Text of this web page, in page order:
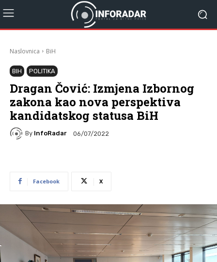
Naslovnica BiH
BIH POLITIKA
Dragan Čović: Izmjena Izbornog
zakona kao nova perspektiva
kandidatskog statusa BiH
By InfoRadar 06/07/2022
Facebook X